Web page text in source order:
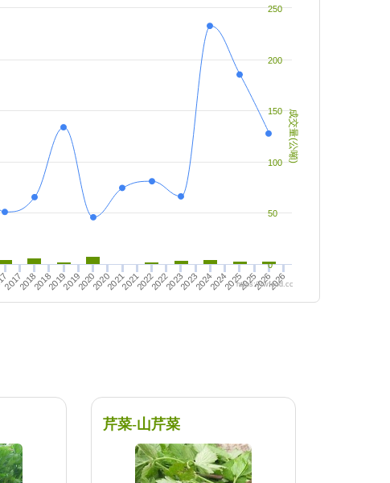
成交量(公噸)
2017201820182019201920202020202120212022202220232023202420242025202520262026
0
50
100
150
200
250
https://twfood.cc
芹菜-山芹菜